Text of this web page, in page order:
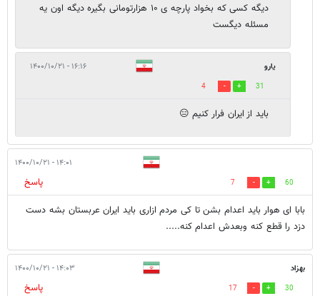
دیگه کسی که بخواد پارچه ی ۱۰ هزارتومانی بگیره دیگه اون یه
مسئله دیگست
یارو ۱۶:۱۶ - ۱۴۰۰/۱۰/۲۱
31
4
باید از ایران فرار کنیم 😑
۱۴:۰۱ - ۱۴۰۰/۱۰/۲۱
60
7
پاسخ
بابا ای هوار باید اعدام بشن تا کی مردم ازاری باید ایران عربستان بشه دست
دزد را قطع کنه وبعدش اعدام کنه.....
بهزاد ۱۴:۰۳ - ۱۴۰۰/۱۰/۲۱
30
17
پاسخ